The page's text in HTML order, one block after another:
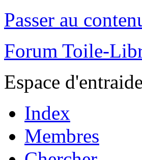
Passer au
Forum Toile-
Espace
Index
Membres